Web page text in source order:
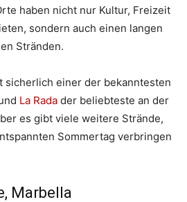
haben nicht nur Kultur, Freizeit
sondern auch einen langen
Stränden.
sicherlich einer der bekanntesten
La Rada der beliebteste an der
es gibt viele weitere Strände,
Sommertag verbringen
Marbella